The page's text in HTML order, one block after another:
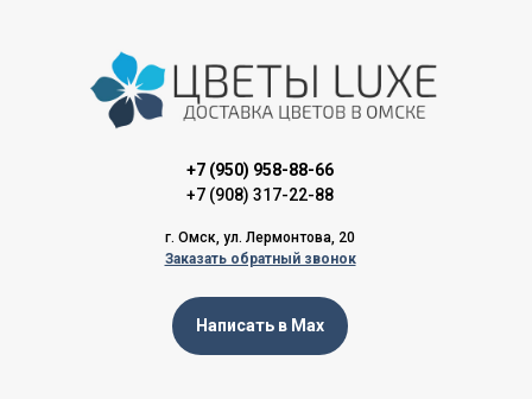
+7 (950) 958-88-66
+7 (908) 317-22-88
г. Омск, ул. Лермонтова, 20
Заказать обратный звонок
Написать в Max